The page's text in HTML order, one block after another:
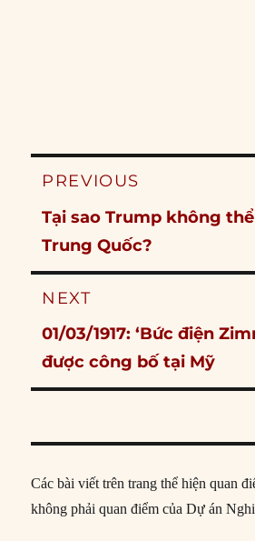
Post
PREVIOUS
Previous
post:
Tại sao Trump không
Trung Quốc?
NEXT
Next
post:
01/03/1917: ‘Bức điện
được công bố tại Mỹ
Các bài viết trên trang thể hiện quan
không phải quan điểm của Dự án